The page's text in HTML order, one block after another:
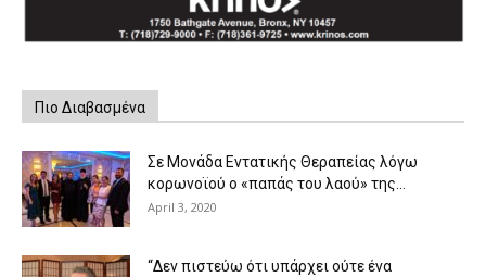
Πιο Διαβασμένα
Σε Μονάδα Εντατικής Θεραπείας λόγω
κορωνοϊού ο «παπάς του λαού» της...
April 3, 2020
“Δεν πιστεύω ότι υπάρχει ούτε ένα